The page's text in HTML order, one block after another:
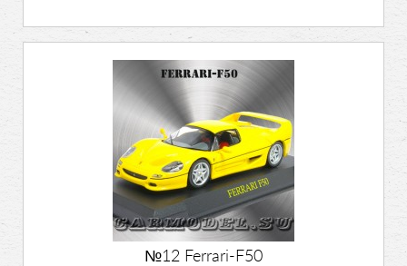
№12 Ferrari-F50